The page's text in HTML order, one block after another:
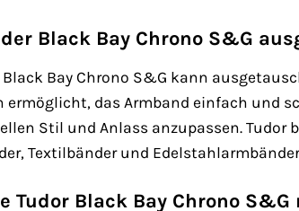
Black Bay Chrono S&G
Black Bay Chrono S&G kann
ermöglicht, das Armband einfach und
Stil und Anlass anzupassen. Tudor
Textilbänder und
Tudor Black Bay Chrono